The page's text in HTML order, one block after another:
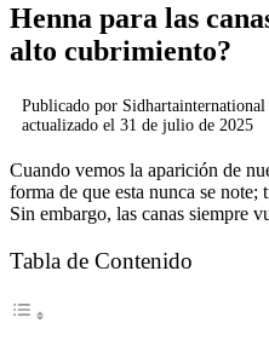
Henna para las
alto cubrimiento?
Publicado por Sidhartainternational
actualizado el 31 de julio de 2025
Cuando vemos la aparición de
forma de que esta nunca se note;
Sin embargo, las canas siempre
Tabla de Contenido